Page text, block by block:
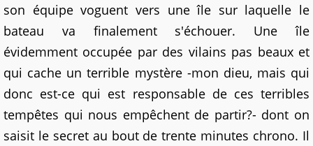
son équipe voguent vers une île sur laquelle le
bateau va finalement s'échouer. Une île
évidemment occupée par des vilains pas beaux et
qui cache un terrible mystère -mon dieu, mais qui
donc est-ce qui est responsable de ces terribles
tempêtes qui nous empêchent de partir?- dont on
saisit le secret au bout de trente minutes chrono. Il